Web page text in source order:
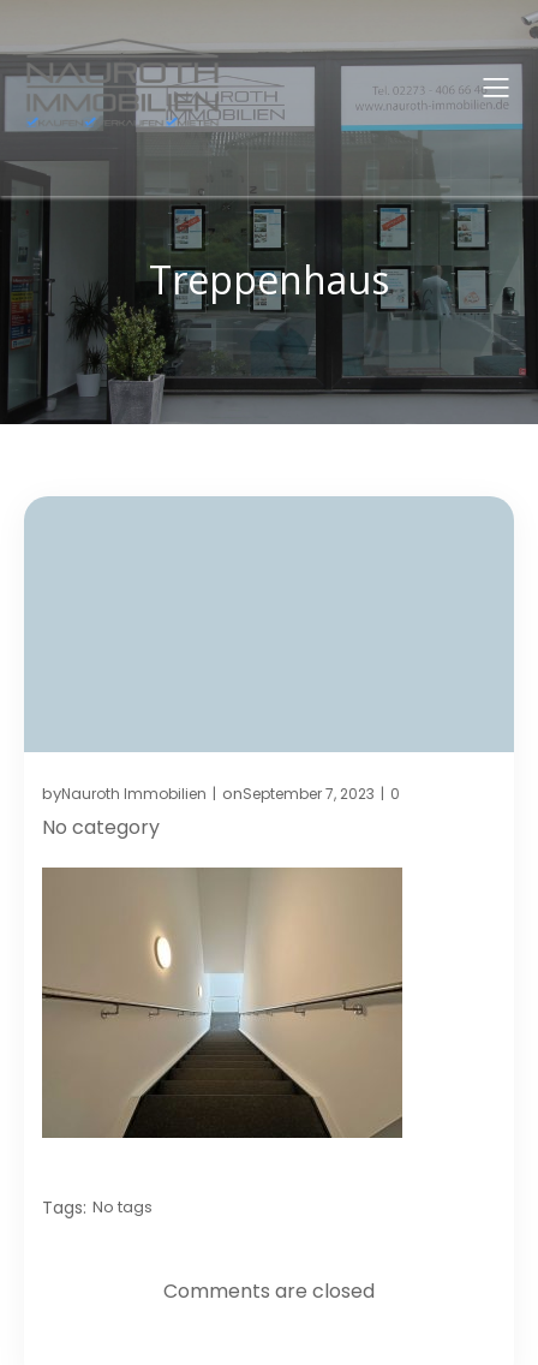
Treppenhaus
byNauroth Immobilien | onSeptember 7, 2023 | 0
No category
Tags: No tags
Comments are closed